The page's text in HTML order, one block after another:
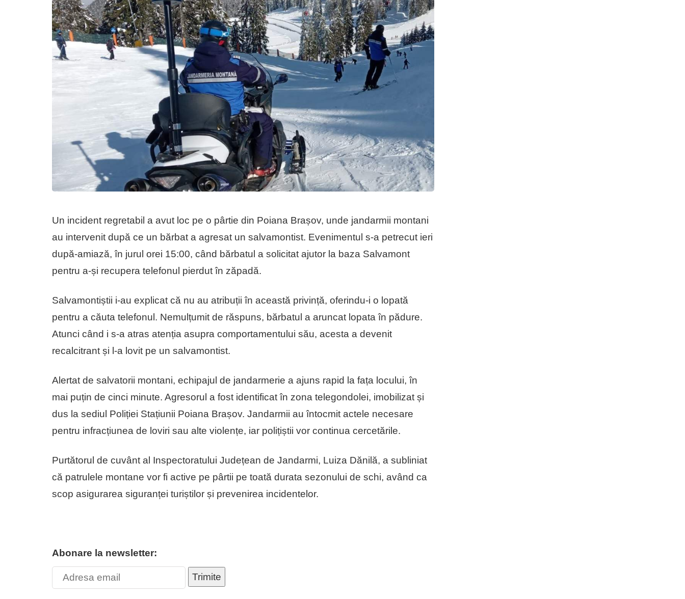
Un incident regretabil a avut loc pe o pârtie din Poiana Brașov, unde jandarmii montani
au intervenit după ce un bărbat a agresat un salvamontist. Evenimentul s-a petrecut ieri
după-amiază, în jurul orei 15:00, când bărbatul a solicitat ajutor la baza Salvamont
pentru a-și recupera telefonul pierdut în zăpadă.
Salvamontiștii i-au explicat că nu au atribuții în această privință, oferindu-i o lopată
pentru a căuta telefonul. Nemulțumit de răspuns, bărbatul a aruncat lopata în pădure.
Atunci când i s-a atras atenția asupra comportamentului său, acesta a devenit
recalcitrant și l-a lovit pe un salvamontist.
Alertat de salvatorii montani, echipajul de jandarmerie a ajuns rapid la fața locului, în
mai puțin de cinci minute. Agresorul a fost identificat în zona telegondolei, imobilizat și
dus la sediul Poliției Stațiunii Poiana Brașov. Jandarmii au întocmit actele necesare
pentru infracțiunea de loviri sau alte violențe, iar polițiștii vor continua cercetările.
Purtătorul de cuvânt al Inspectoratului Județean de Jandarmi, Luiza Dănilă, a subliniat
că patrulele montane vor fi active pe pârtii pe toată durata sezonului de schi, având ca
scop asigurarea siguranței turiștilor și prevenirea incidentelor.
Abonare la newsletter:
Trimite